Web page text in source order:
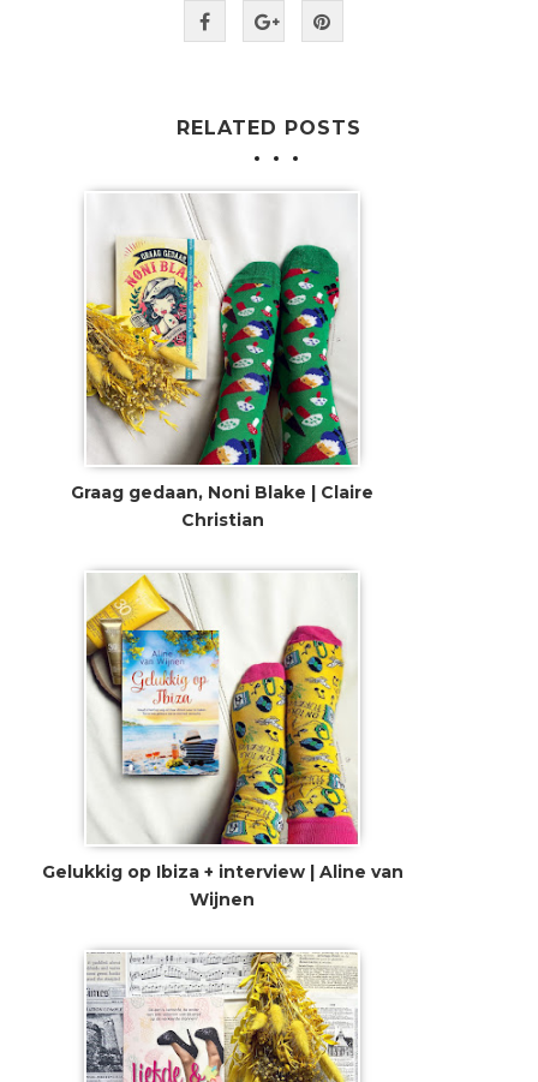
RELATED POSTS
Graag gedaan, Noni Blake | Claire
Christian
Gelukkig op Ibiza + interview | Aline van
Wijnen